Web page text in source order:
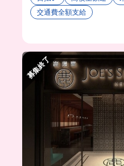
🐮💞
普段からもカレーが出たり
交通費全額支給
募集終了